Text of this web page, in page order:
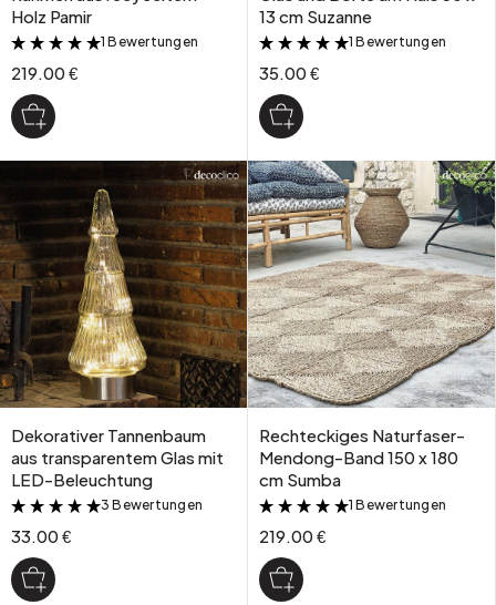
Holz Pamir
&
1 Bewertungen
219.00 €
13 cm Suzanne
&
1 Bewertungen
35.00 €
Dekorativer Tannenbaum
aus transparentem Glas mit
LED-Beleuchtung
&
3 Bewertungen
33.00 €
Rechteckiges Naturfaser-
Mendong-Band 150 x 180
cm Sumba
&
1 Bewertungen
219.00 €